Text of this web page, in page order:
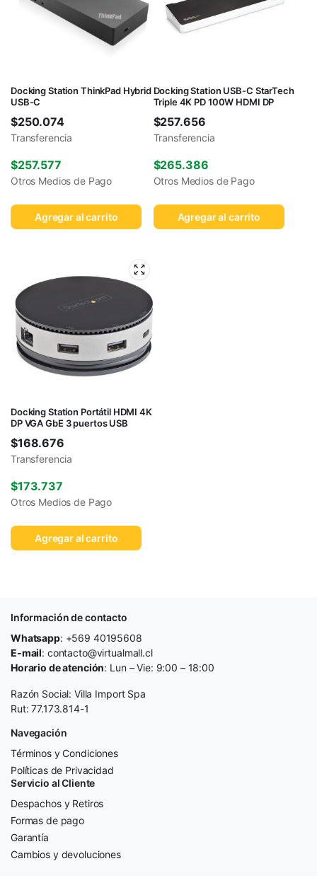
Docking Station ThinkPad Hybrid
USB-C
$250.074
Transferencia
$257.577
Otros Medios de Pago
Agregar al carrito
Docking Station USB-C StarTech
Triple 4K PD 100W HDMI DP
$257.656
Transferencia
$265.386
Otros Medios de Pago
Agregar al carrito
Docking Station Portátil HDMI 4K
DP VGA GbE 3 puertos USB
$168.676
Transferencia
$173.737
Otros Medios de Pago
Agregar al carrito
Información de contacto
Whatsapp: +569 40195608
E-mail: contacto@virtualmall.cl
Horario de atención: Lun – Vie: 9:00 – 18:00
Razón Social: Villa Import Spa
Rut: 77.173.814-1
Navegación
Términos y Condiciones
Políticas de Privacidad
Servicio al Cliente
Despachos y Retiros
Formas de pago
Garantía
Cambios y devoluciones